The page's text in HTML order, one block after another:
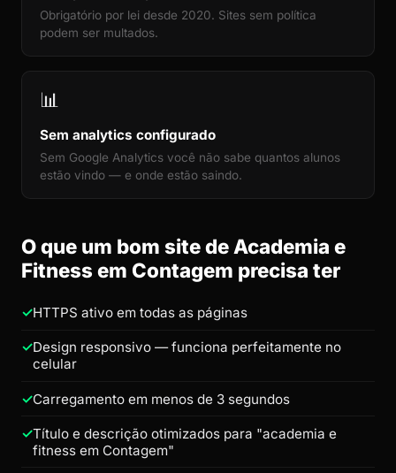
Obrigatório por lei desde 2020. Sites sem política
podem ser multados.
📊
Sem analytics configurado
Sem Google Analytics você não sabe quantos alunos
estão vindo — e onde estão saindo.
O que um bom site de Academia e
Fitness em Contagem precisa ter
HTTPS ativo em todas as páginas
Design responsivo — funciona perfeitamente no
celular
Carregamento em menos de 3 segundos
Título e descrição otimizados para "academia e
fitness em Contagem"